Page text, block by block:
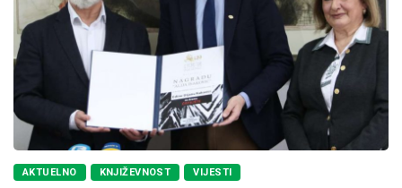
AKTUELNO KNJIŽEVNOST VIJESTI